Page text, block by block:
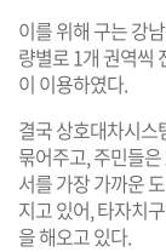
이를 위해 구는 강
량별로 1개 권역씩
이 이용하였다.
결국 상호대차시스
묶어주고, 주민들
서를 가장 가까운
지고 있어, 타자치
을 해오고 있다.